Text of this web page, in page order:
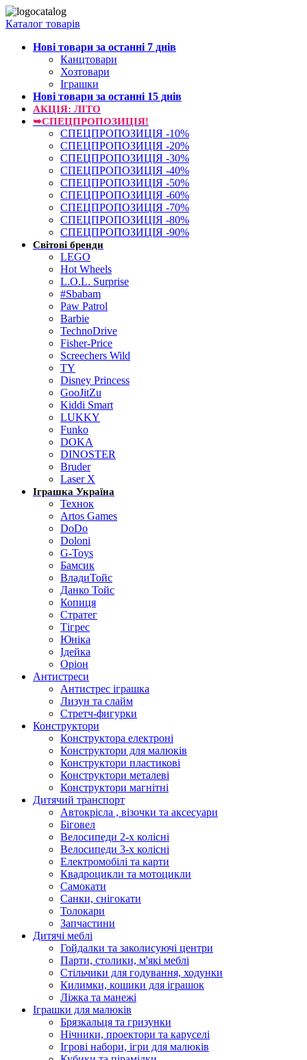
Каталог товарів
Нові товари за останнi 7 днiв
Канцтовари
Хозтовари
Іграшки
Нові товари за останнi 15 днiв
АКЦІЯ: ЛІТО
➥СПЕЦПРОПОЗИЦІЯ!
СПЕЦПРОПОЗИЦІЯ -10%
СПЕЦПРОПОЗИЦІЯ -20%
СПЕЦПРОПОЗИЦІЯ -30%
СПЕЦПРОПОЗИЦІЯ -40%
СПЕЦПРОПОЗИЦІЯ -50%
СПЕЦПРОПОЗИЦІЯ -60%
СПЕЦПРОПОЗИЦІЯ -70%
СПЕЦПРОПОЗИЦІЯ -80%
СПЕЦПРОПОЗИЦІЯ -90%
Світові бренди
LEGO
Hot Wheels
L.O.L. Surprise
#Sbabam
Paw Patrol
Barbie
TechnoDrive
Fisher-Price
Screechers Wild
TY
Disney Princess
GooJitZu
Kiddi Smart
LUKKY
Funko
DOKA
DINOSTER
Bruder
Laser X
Іграшка Україна
Технок
Artos Games
DoDo
Doloni
G-Toys
Бамсик
ВладиТойс
Данко Тойс
Копиця
Стратег
Тігрес
Юніка
Ідейка
Оріон
Антистреси
Антистрес іграшка
Лизун та слайм
Стретч-фигурки
Конструктори
Конструктора електроні
Конструктори для малюків
Конструктори пластикові
Конструктори металеві
Конструктори магнітні
Дитячий транспорт
Автокрісла , візочки та аксесуари
Біговел
Велосипеди 2-х колісні
Велосипеди 3-х колісні
Електромобілі та карти
Квадроцикли та мотоцикли
Самокати
Санки, снігокати
Толокари
Запчастини
Дитячі меблі
Гойдалки та заколисуючі центри
Парти, столики, м'які меблі
Стільчики для годування, ходунки
Килимки, кошики для іграшок
Ліжка та манежі
Іграшки для малюків
Брязкальця та гризунки
Нічники, проектори та каруселі
Ігрові набори, ігри для малюків